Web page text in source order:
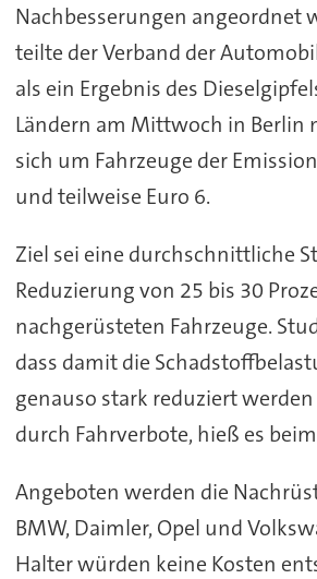
Nachbesserungen angeordnet
teilte der Verband der
als ein Ergebnis des
Ländern am Mittwoch in Berlin
sich um Fahrzeuge der
und teilweise Euro 6.
Ziel sei eine durchschnittliche
Reduzierung von 25 bis 30
nachgerüsteten Fahrzeuge.
dass damit die
genauso stark reduziert
durch Fahrverbote, hieß es
Angeboten werden die
BMW, Daimler, Opel und
Halter würden keine Kosten